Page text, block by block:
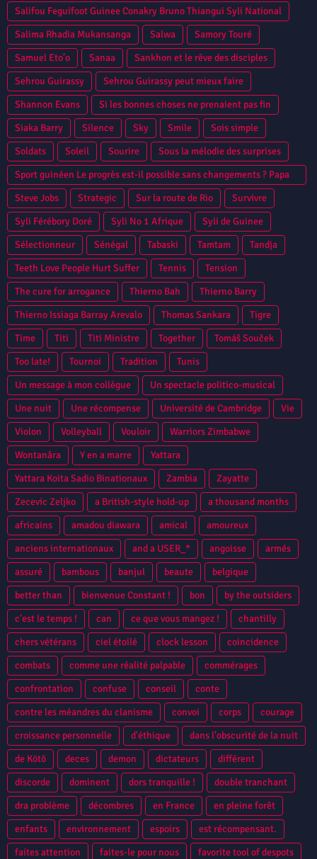
Salifou Feguifoot Guinee Conakry Bruno Thiangui Syli National
Salima Rhadia Mukansanga
Salwa
Samory Touré
Samuel Eto’o
Sanaa
Sankhon et le rêve des disciples
Sehrou Guirassy
Sehrou Guirassy peut mieux faire
Shannon Evans
Si les bonnes choses ne prenaient pas fin
Siaka Barry
Silence Sky Smile
Sois simple
Soldats
Soleil Sourire
Sous la mélodie des surprises
Sport guinéen Le progrès est-il possible sans changements ? Papa
Camara
Steve Jobs Strategic Sur la route de Rio
Survivre
Syli Férébory Doré
Syli No 1 Afrique
Syli de Guinee
Sélectionneur
Sénégal Tabaski Tamtam
Tandja
Teeth Love People Hurt Suffer
Tennis
Tension
The cure for arrogance
Thierno Bah
Thierno Barry
Thierno Issiaga Barray Arevalo
Thomas Sankara
Tigre
Time
Titi Titi Ministre Together
Tomáš Souček
Too late!
Tournoi Tradition
Tunis
Un message à mon collègue
Un spectacle politico-musical
Une nuit
Une récompense Université de Cambridge
Vie
Violon
Volleyball Vouloir
Warriors Zimbabwe
Wontanâra
Y en a marre
Yattara
Yattara Koita Sadio Binationaux
Zambia
Zayatte
Zecevic Zeljko
a British-style hold-up
a thousand months
africains
amadou diawara amical
amoureux
anciens internationaux
and a USER_* angoisse
armés
assuré
bambous banjul beaute
belgique
better than
bienvenue Constant ! bon
by the outsiders
c'est le temps !
can ce que vous mangez !
chantilly
chers vétérans
ciel étoilé clock lesson
coincidence
combats
comme une réalité palpable
commérages
confrontation
confuse conseil
conte
contre les méandres du clanisme
convoi corps
courage
croissance personnelle
d'éthique
dans l'obscurité de la nuit
de Kötō
deces demon dictateurs
différent
discorde
dominent dors tranquille !
double tranchant
dra problème
décombres en France
en pleine forêt
enfants
environnement espoirs
est récompensant.
faites attention
faites-le pour nous
favorite tool of despots